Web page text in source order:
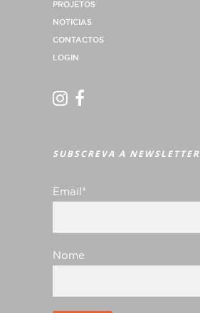
PROJETOS
NOTICIAS
CONTACTOS
LOGIN
SUBSCREVA A NEWSLETTER
Email*
Nome